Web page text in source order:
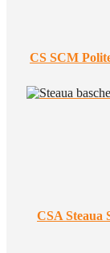
CS SCM
CSA Steaua